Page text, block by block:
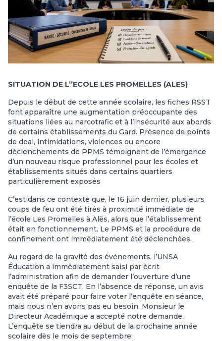
SITUATION DE L’’ECOLE LES PROMELLES (ALES)
Depuis le début de cette année scolaire, les fiches RSST
font apparaître une augmentation préoccupante des
situations liées au narcotrafic et à l’insécurité aux abords
de certains établissements du Gard. Présence de points
de deal, intimidations, violences ou encore
déclenchements de PPMS témoignent de l’émergence
d’un nouveau risque professionnel pour les écoles et
établissements situés dans certains quartiers
particulièrement exposés
C’est dans ce contexte que, le 16 juin dernier, plusieurs
coups de feu ont été tirés à proximité immédiate de
l’école Les Promelles à Alès, alors que l’établissement
était en fonctionnement. Le PPMS et la procédure de
confinement ont immédiatement été déclenchées,
Au regard de la gravité des événements, l’UNSA
Éducation a immédiatement saisi par écrit
l’administration afin de demander l’ouverture d’une
enquête de la F3SCT. En l’absence de réponse, un avis
avait été préparé pour faire voter l’enquête en séance,
mais nous n’en avons pas eu besoin. Monsieur le
Directeur Académique a accepté notre demande.
L’enquête se tiendra au début de la prochaine année
scolaire dès le mois de septembre.